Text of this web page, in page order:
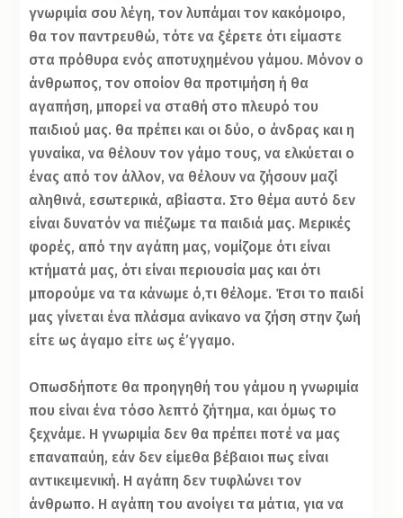
γνωριμία σου λέγη, τον λυπάμαι τον κακόμοιρο,
θα τον παντρευθώ, τότε να ξέρετε ότι είμαστε
στα πρόθυρα ενός αποτυχημένου γάμου. Μόνον ο
άνθρωπος, τον οποίον θα προτιμήση ή θα
αγαπήση, μπορεί να σταθή στο πλευρό του
παιδιού μας. θα πρέπει και οι δύο, ο άνδρας και η
γυναίκα, να θέλουν τον γάμο τους, να ελκύεται ο
ένας από τον άλλον, να θέλουν να ζήσουν μαζί
αληθινά, εσωτερικά, αβίαστα. Στο θέμα αυτό δεν
είναι δυνατόν να πιέζωμε τα παιδιά μας. Μερικές
φορές, από την αγάπη μας, νομίζομε ότι είναι
κτήματά μας, ότι είναι περιουσία μας και ότι
μπορούμε να τα κάνωμε ό,τι θέλομε. Έτσι το παιδί
μας γίνεται ένα πλάσμα ανίκανο να ζήση στην ζωή
είτε ως άγαμο είτε ως έ’γγαμο.
Οπωσδήποτε θα προηγηθή του γάμου η γνωριμία
που είναι ένα τόσο λεπτό ζήτημα, και όμως το
ξεχνάμε. Η γνωριμία δεν θα πρέπει ποτέ να μας
επαναπαύη, εάν δεν είμεθα βέβαιοι πως είναι
αντικειμενική. Η αγάπη δεν τυφλώνει τον
άνθρωπο. Η αγάπη του ανοίγει τα μάτια, για να